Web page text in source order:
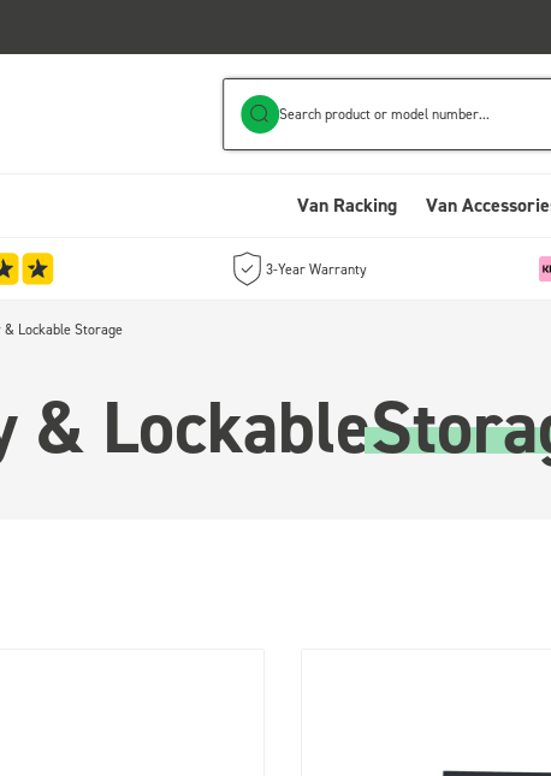
Search product or model number...
Van Racking Van
3-Year Warranty
& Lockable
Lockable Storage